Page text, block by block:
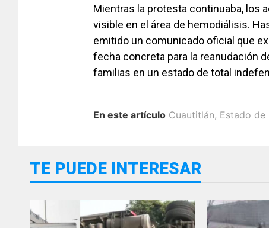
Mientras la protesta continuaba, los
visible en el área de hemodiálisis.
emitido un comunicado oficial que
fecha concreta para la reanudación
familias en un estado de total
En este artículo Cuautitlán, Estado de
TE PUEDE INTERESAR